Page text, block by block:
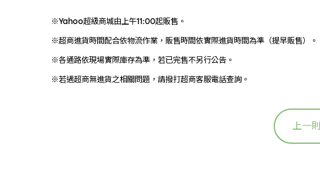
※Yahoo超級商城由上午11:00起販售。
※超商進貨時間配合依物流作業，販售時間依實際進貨時間為準（提早販售）。
※各通路依現場實際庫存為準，若已完售不另行公告。
※若遇超商無進貨之相關問題，請撥打超商客服電話查詢。
上一則